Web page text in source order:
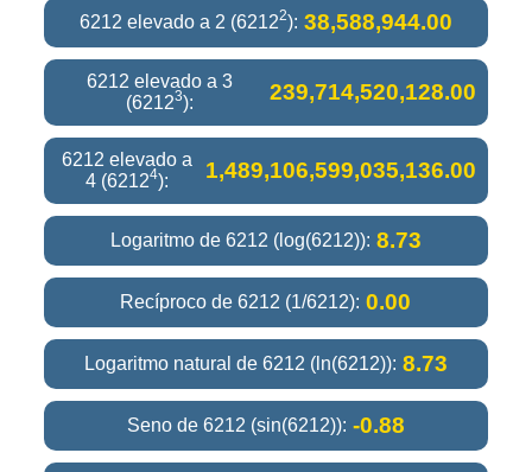
6212 elevado a 2 (62122): 38,588,944.00
6212 elevado a 3
(62123): 239,714,520,128.00
6212 elevado a
4 (62124): 1,489,106,599,035,136.00
Logaritmo de 6212 (log(6212)): 8.73
Recíproco de 6212 (1/6212): 0.00
Logaritmo natural de 6212 (ln(6212)): 8.73
Seno de 6212 (sin(6212)): -0.88